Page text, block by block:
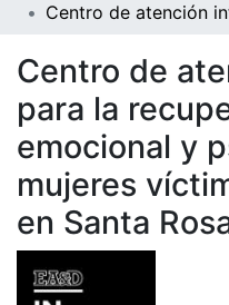
Statistics
Centro de
para la
emocional y
mujeres
en Santa